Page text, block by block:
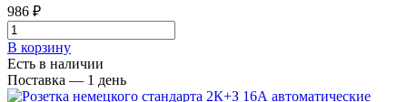
986 ₽
В корзинy
Есть в наличии
Поставка — 1 день